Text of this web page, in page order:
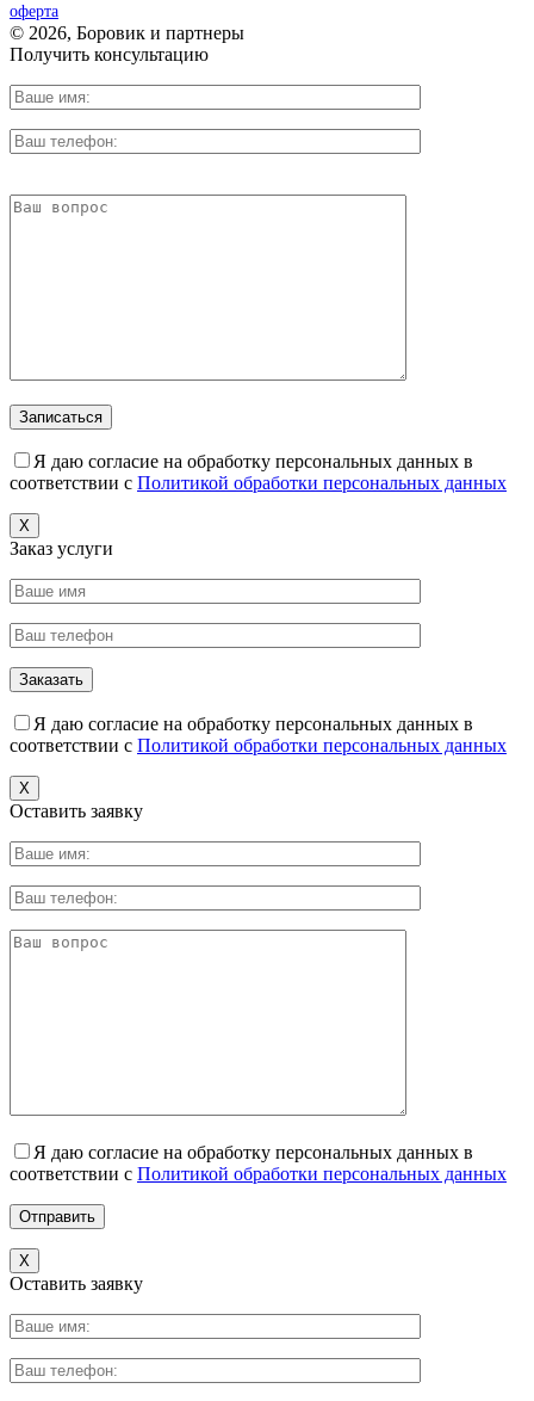
оферта
© 2026, Боровик и партнеры
Получить консультацию
Я даю согласие на обработку персональных данных в
соответствии с Политикой обработки персональных данных
X
Заказ услуги
Я даю согласие на обработку персональных данных в
соответствии с Политикой обработки персональных данных
X
Оставить заявку
Я даю согласие на обработку персональных данных в
соответствии с Политикой обработки персональных данных
X
Оставить заявку